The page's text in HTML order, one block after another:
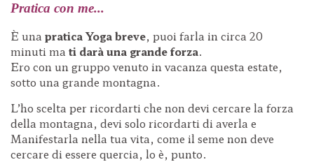
Pratica con me...
È una pratica Yoga breve, puoi farla in circa 20
minuti ma ti darà una grande forza.
Ero con un gruppo venuto in vacanza questa estate,
sotto una grande montagna.
L’ho scelta per ricordarti che non devi cercare la forza
della montagna, devi solo ricordarti di averla e
Manifestarla nella tua vita, come il seme non deve
cercare di essere quercia, lo è, punto.